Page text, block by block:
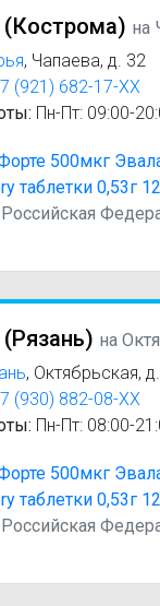
(Кострома) на
, Чапаева, д. 32
(921) 682-17-XX
Пн-Пт: 09:00-
500мкг
таблетки 0,53г
на
, Октябрьская,
(930) 882-08-XX
Пн-Пт: 08:00-
500мкг
таблетки 0,53г